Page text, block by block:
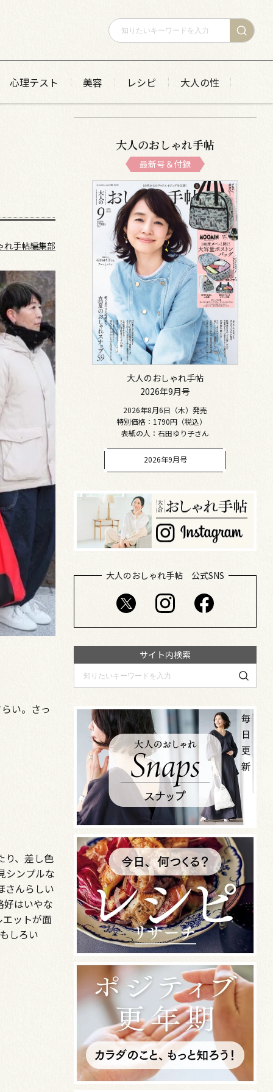
心理テスト 美容 レシピ 大人の性
れ手帖編集部
い。さっ
り、差し色
シンプルな
さんらしい
好はいやな
エットが面
しろい
大人のおしゃれ手帖
最新号＆付録
大人のおしゃれ手帖
2026年9月号
2026年8月6日（木）発売
特別価格：1790円（税込）
表紙の人：石田ゆり子さん
2026年9月号
大人のおしゃれ手帖 公式SNS
サイト内検索